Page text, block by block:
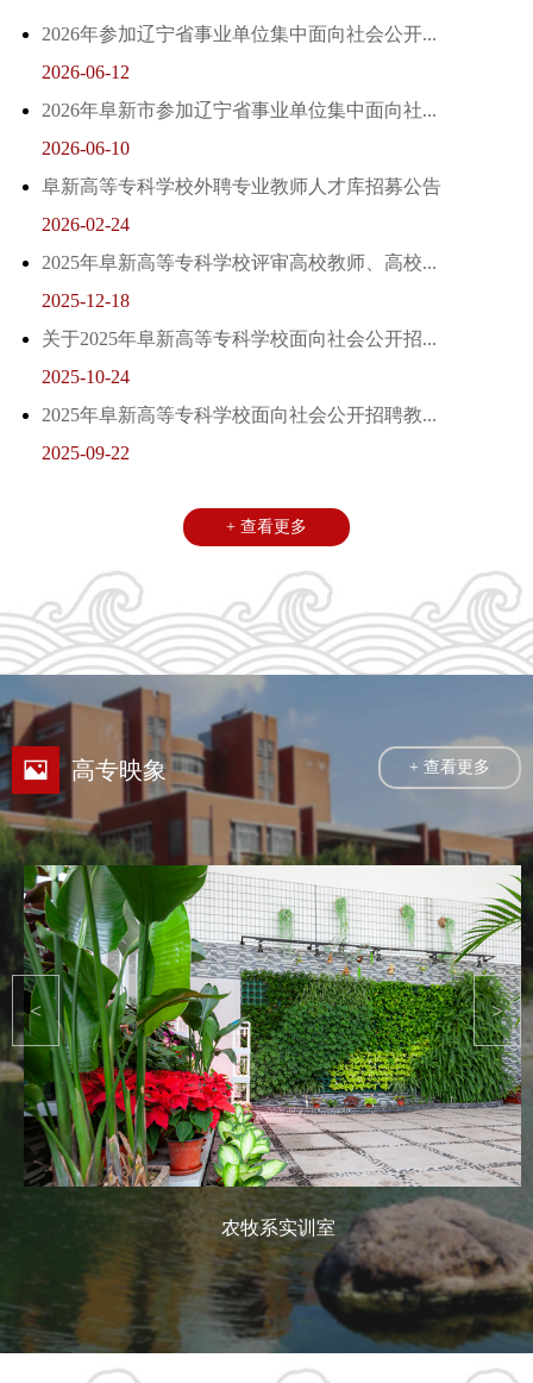
2026年参加辽宁省事业单位集中面向社会公开...
2026-06-12
2026年阜新市参加辽宁省事业单位集中面向社...
2026-06-10
阜新高等专科学校外聘专业教师人才库招募公告
2026-02-24
2025年阜新高等专科学校评审高校教师、高校...
2025-12-18
关于2025年阜新高等专科学校面向社会公开招...
2025-10-24
2025年阜新高等专科学校面向社会公开招聘教...
2025-09-22
+ 查看更多
高专映象 + 查看更多
< >
农牧系实训室